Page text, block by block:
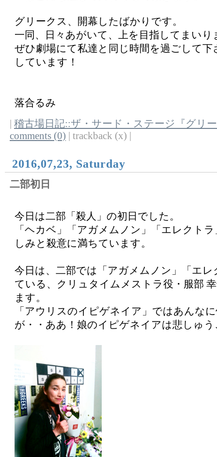
グリークス、開幕したばかりです。
一同、日々あがいて、上を目指してまいり
ぜひ劇場にて私達と同じ時間を過ごして下
しています！
落合るみ
稽古場日記::ザ・サード・ステージ『グリ
comments (0) | trackback (x) |
2016,07,23, Saturday
二部初日
今日は二部「殺人」の初日でした。
「ヘカベ」「アガメムノン」「エレクト
しみと殺意に満ちています。
今日は、二部では「アガメムノン」「エレ
ている、クリュタイムメストラ役・服部
ます。
「アウリスのイピゲネイア」ではあんな
が・・ああ！娘のイピゲネイアは悲しゅ